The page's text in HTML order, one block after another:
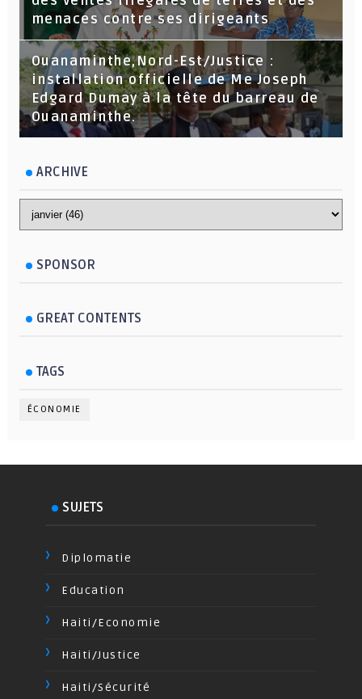
menaces contre ses dirigeants
Ouanaminthe,Nord-Est/Justice :
installation officielle de Me Joseph
Edgard Dumay à la tête du barreau de
Ouanaminthe.
ARCHIVE
SPONSOR
GREAT CONTENTS
TAGS
ÉCONOMIE
SUJETS
Diplomatie
Education
Haiti/Economie
Haiti/Justice
Haiti/Sécurité